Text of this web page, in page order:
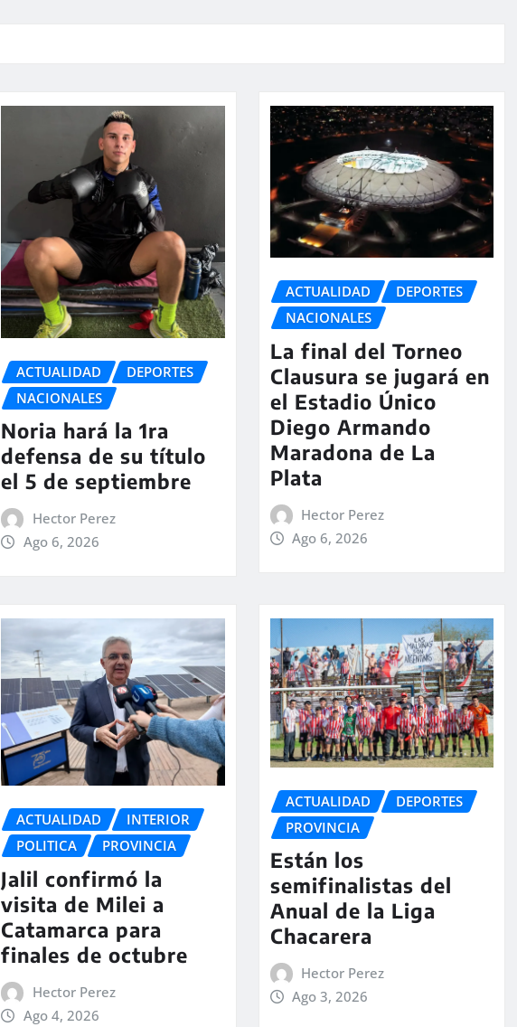
ACTUALIDAD
DEPORTES
NACIONALES
Noria hará la 1ra
defensa de su título
el 5 de septiembre
Hector Perez
Ago 6, 2026
ACTUALIDAD
DEPORTES
NACIONALES
La final del Torneo
Clausura se jugará en
el Estadio Único
Diego Armando
Maradona de La
Plata
Hector Perez
Ago 6, 2026
ACTUALIDAD
INTERIOR
POLITICA
PROVINCIA
Jalil confirmó la
visita de Milei a
Catamarca para
finales de octubre
Hector Perez
Ago 4, 2026
ACTUALIDAD
DEPORTES
PROVINCIA
Están los
semifinalistas del
Anual de la Liga
Chacarera
Hector Perez
Ago 3, 2026